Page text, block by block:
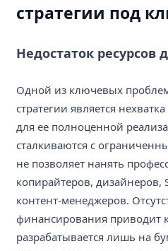
стратегии под
Недостаток ресурсов
Одной из ключевых
стратегии является
для ее полноценной
сталкиваются с
не позволяет нанять
копирайтеров, дизайнеров,
контент-менеджеров.
финансирования приводит к
разрабатывается лишь на